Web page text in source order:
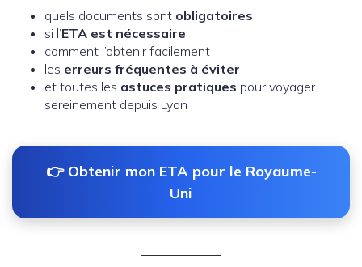
quels documents sont obligatoires
si l’ETA est nécessaire
comment l’obtenir facilement
les erreurs fréquentes à éviter
et toutes les astuces pratiques pour voyager
sereinement depuis Lyon
👉 Obtenir mon ETA pour le Royaume-
Uni